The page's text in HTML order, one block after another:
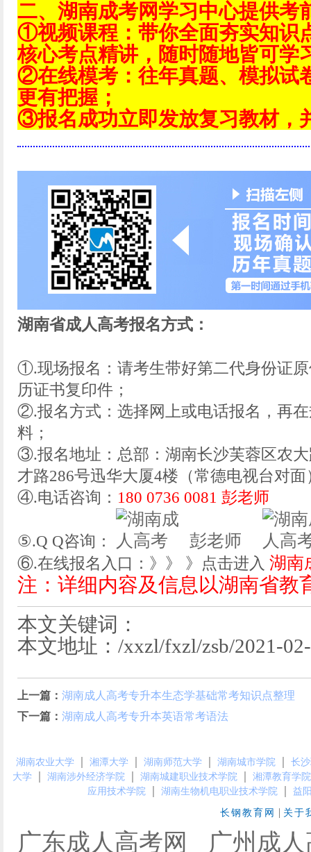
二、湖南成考网学习中心提供考
①视频课程：带你全面夯实知识
核心考点精讲，随时随地皆可学
②在线模考：往年真题、模拟试
更有把握；
③报名成功立即发放复习教材，
湖南省成人高考报名方式：
①.现场报名：请考生带好第二代身份证
历证书复印件；
②.报名方式：选择网上或电话报名，再
料；
③.报名地址：总部：湖南长沙芙蓉区农
才路286号迅华大厦4楼（常德电视台对面
④.电话咨询： 180 0736 0081 彭老师
⑤.Q Q咨询： 彭老师
⑥.在线报名入口：》》 》点击进入 湖南
注：详细内容及信息以湖南省教
本文关键词：
本文地址：/xxzl/fxzl/zsb/2021-
上一篇： 湖南成人高考专升本生态学基础常考知识点整理
下一篇： 湖南成人高考专升本英语常考语法
湖南农业大学 湘潭大学 湖南师范大学 湖南城市学院
长
大学
湖南涉外经济学院 湖南城建职业技术学院
湘潭教育学院
应用技术学院
湖南生物机电职业技术学院 益
长钢教育网 | 关于
广东成人高考网 广州成